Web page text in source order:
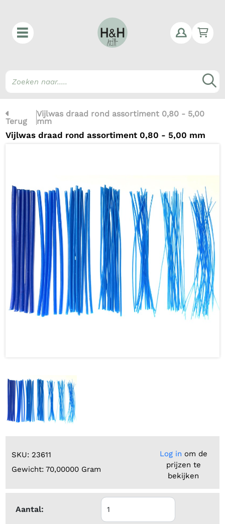
Terug
Vijlwas draad rond assortiment 0,80 - 5,00
mm
Vijlwas draad rond assortiment 0,80 - 5,00 mm
SKU: 23611
Gewicht: 70,00000 Gram
Log in om de
prijzen te
bekijken
Aantal: